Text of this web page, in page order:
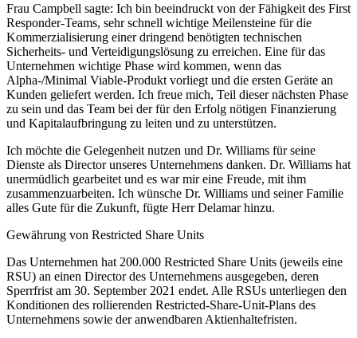
Frau Campbell sagte: Ich bin beeindruckt von der Fähigkeit des First
Responder-Teams, sehr schnell wichtige Meilensteine für die
Kommerzialisierung einer dringend benötigten technischen
Sicherheits- und Verteidigungslösung zu erreichen. Eine für das
Unternehmen wichtige Phase wird kommen, wenn das
Alpha-/Minimal Viable-Produkt vorliegt und die ersten Geräte an
Kunden geliefert werden. Ich freue mich, Teil dieser nächsten Phase
zu sein und das Team bei der für den Erfolg nötigen Finanzierung
und Kapitalaufbringung zu leiten und zu unterstützen.
Ich möchte die Gelegenheit nutzen und Dr. Williams für seine
Dienste als Director unseres Unternehmens danken. Dr. Williams hat
unermüdlich gearbeitet und es war mir eine Freude, mit ihm
zusammenzuarbeiten. Ich wünsche Dr. Williams und seiner Familie
alles Gute für die Zukunft, fügte Herr Delamar hinzu.
Gewährung von Restricted Share Units
Das Unternehmen hat 200.000 Restricted Share Units (jeweils eine
RSU) an einen Director des Unternehmens ausgegeben, deren
Sperrfrist am 30. September 2021 endet. Alle RSUs unterliegen den
Konditionen des rollierenden Restricted-Share-Unit-Plans des
Unternehmens sowie der anwendbaren Aktienhaltefristen.